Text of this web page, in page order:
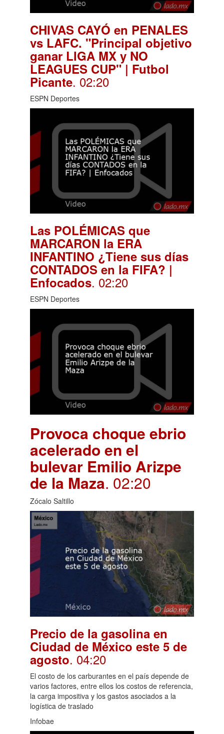
CHIVAS CAYÓ en PENALES
vs LAFC. "Principal objetivo
ganar LIGA MX y NO
LEAGUES CUP" | Futbol
Picante. 02:20
ESPN Deportes
Las POLÉMICAS que
MARCARON la ERA
INFANTINO ¿Tiene sus días
CONTADOS en la FIFA? |
Enfocados. 02:20
ESPN Deportes
Provoca choque ebrio
acelerado en el
bulevar Emilio Arizpe
de la Maza. 02:20
Zócalo Saltillo
Precio de la gasolina en
Ciudad de México este 5 de
agosto. 04:20
El costo de los carburantes en el país depende de
varios factores, entre ellos los costos de referencia,
la carga impositiva y los gastos asociados a la
logística de traslado
Infobae